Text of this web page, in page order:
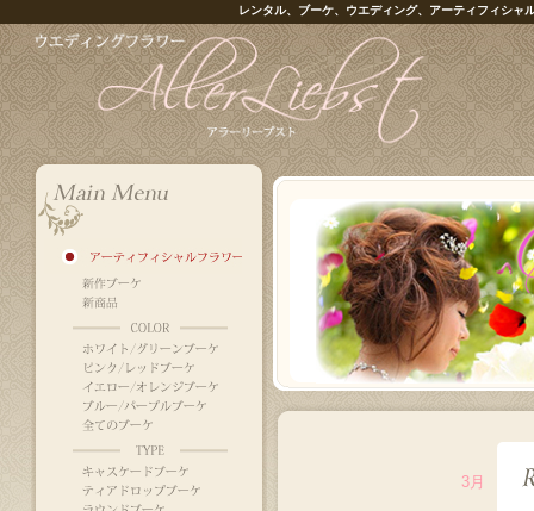
レンタル、ブーケ、ウエディング、アーティフィシャ
3月